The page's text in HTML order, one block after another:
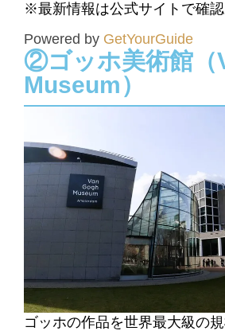
※最新情報は公式サイトで確認
Powered by GetYourGuide
②ゴッホ美術館（
Museum）
ゴッホの作品を世界最大級の